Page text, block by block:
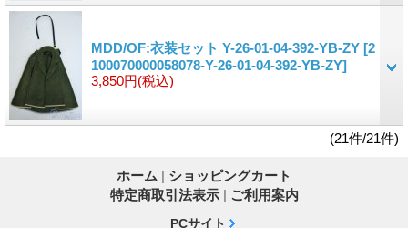
MDD/OF:衣装セット Y-26-01-04-392-YB-ZY [2
100070000058078-Y-26-01-04-392-YB-ZY]
3,850円(税込)
(21件/21件)
ホーム | ショッピングカート
特定商取引法表示 | ご利用案内
PCサイト